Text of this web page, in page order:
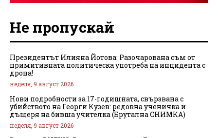
Не пропускай
Президентът Илияна Йотова: Разочарована съм от
примитивната политическа употреба на инцидента с
дрона!
неделя, 9 август 2026
Нови подробности за 17-годишната, свързвана с
убийството на Георги Кузев: редовна ученичка и
дъщеря на бивша учителка (Брутална СНИМКА)
неделя, 9 август 2026